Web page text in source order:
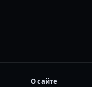
О сайте